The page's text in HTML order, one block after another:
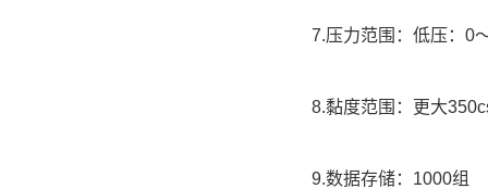
7.压力范围：低压：0
8.黏度范围：更大
9.数据存储：1000组